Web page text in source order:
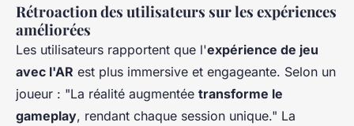
Rétroaction des utilisateurs sur les expériences
améliorées
Les utilisateurs rapportent que l'expérience de jeu
avec l'AR est plus immersive et engageante. Selon un
joueur : "La réalité augmentée transforme le
gameplay, rendant chaque session unique." La